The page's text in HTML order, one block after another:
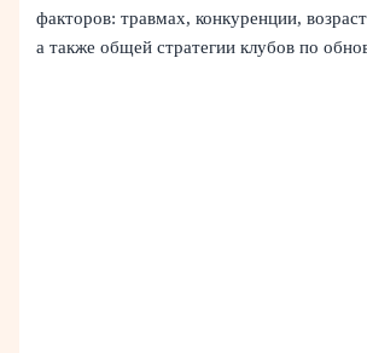
факторов: травмах, конкуренции,
а также общей стратегии клубов по